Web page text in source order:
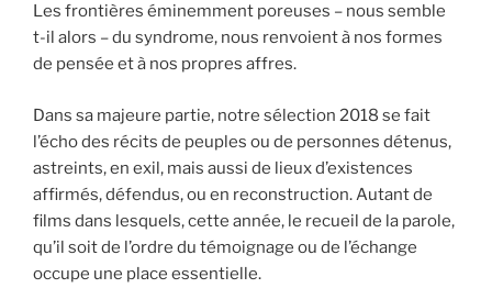
Les frontières éminemment poreuses – nous semble
t-il alors – du syndrome, nous renvoient à nos formes
de pensée et à nos propres affres.
Dans sa majeure partie, notre sélection 2018 se fait
l’écho des récits de peuples ou de personnes détenus,
astreints, en exil, mais aussi de lieux d’existences
affirmés, défendus, ou en reconstruction. Autant de
films dans lesquels, cette année, le recueil de la parole,
qu’il soit de l’ordre du témoignage ou de l’échange
occupe une place essentielle.